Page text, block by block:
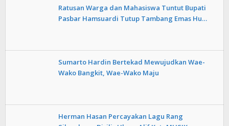
Ratusan Warga dan Mahasiswa Tuntut Bupati
Pasbar Hamsuardi Tutup Tambang Emas Hu…
Sumarto Hardin Bertekad Mewujudkan Wae-
Wako Bangkit, Wae-Wako Maju
Herman Hasan Percayakan Lagu Rang